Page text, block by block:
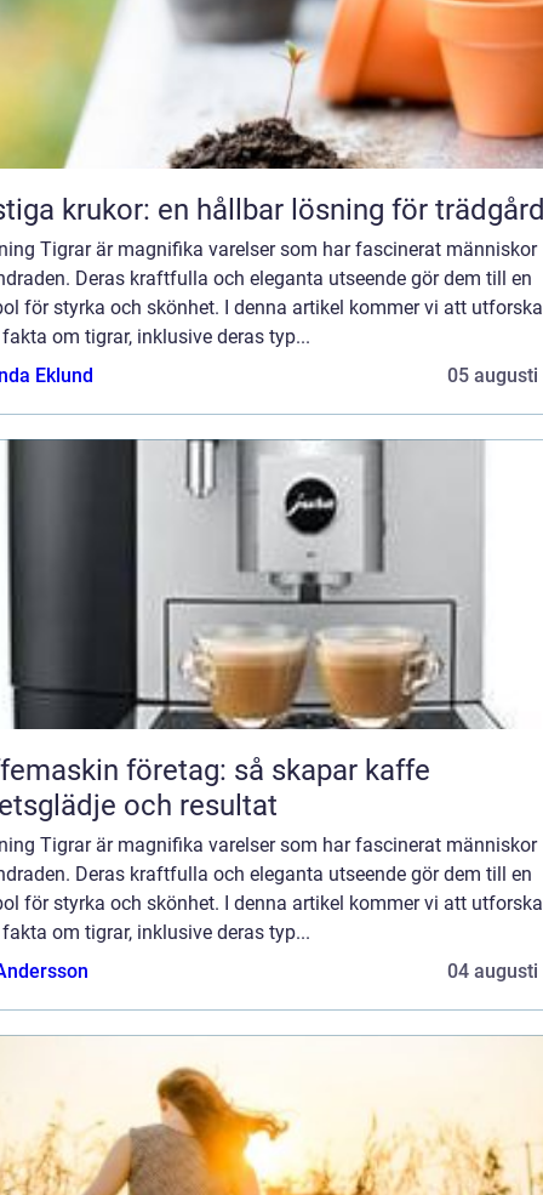
krukor: en hållbar lösning för
Tigrar är magnifika varelser som har fascinerat människor
Deras kraftfulla och eleganta utseende gör dem till en
för styrka och skönhet. I denna artikel kommer vi att utforska
om tigrar, inklusive deras typ...
Eklund
05 augusti
företag: så skapar kaffe
och resultat
Tigrar är magnifika varelser som har fascinerat människor
Deras kraftfulla och eleganta utseende gör dem till en
för styrka och skönhet. I denna artikel kommer vi att utforska
om tigrar, inklusive deras typ...
04 augusti